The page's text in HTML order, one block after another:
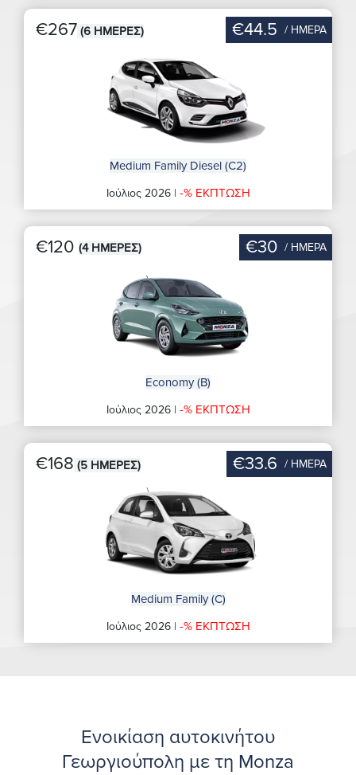
€267 (6 ΗΜΕΡΕΣ) €44.5 / ΗΜΕΡΑ
Medium Family Diesel (C2)
Ιούλιος 2026 | -% ΕΚΠΤΩΣΗ
€120 (4 ΗΜΕΡΕΣ) €30 / ΗΜΕΡΑ
Economy (B)
Ιούλιος 2026 | -% ΕΚΠΤΩΣΗ
€168 (5 ΗΜΕΡΕΣ) €33.6 / ΗΜΕΡΑ
Medium Family (C)
Ιούλιος 2026 | -% ΕΚΠΤΩΣΗ
Ενοικίαση αυτοκινήτου
Γεωργιούπολη με τη Monza